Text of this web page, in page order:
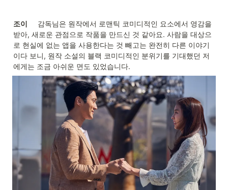
조이
     감독님은 원작에서 로맨틱 코미디적인 요소에서 영감을
받아, 새로운 관점으로 작품을 만드신 것 같아요. 사람을 대상으
로 현실에 없는 앱을 사용한다는 것 빼고는 완전히 다른 이야기
이다 보니, 원작 소설의 블랙 코미디적인 분위기를 기대했던 저
에게는 조금 아쉬운 면도 있었습니다.